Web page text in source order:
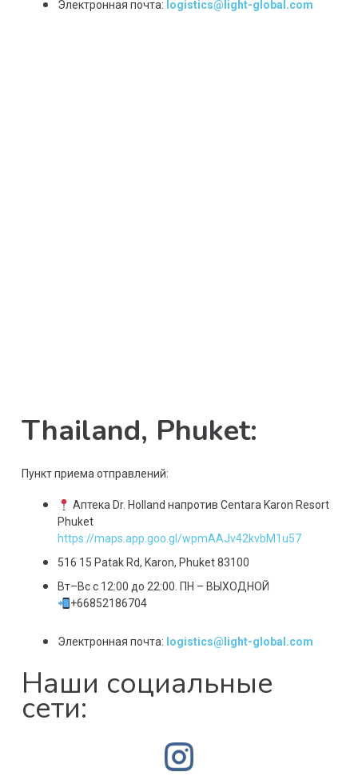
Электронная почта: logistics@light-global.com
Thailand, Phuket:
Пункт приема отправлений:
Аптека Dr. Holland напротив Centara Karon Resort
Phuket
https://maps.app.goo.gl/wpmAAJv42kvbM1u57
516 15 Patak Rd, Karon, Phuket 83100
Вт–Вс с 12:00 до 22:00. ПН – ВЫХОДНОЙ
+66852186704
Электронная почта: logistics@light-global.com
Наши социальные
сети: